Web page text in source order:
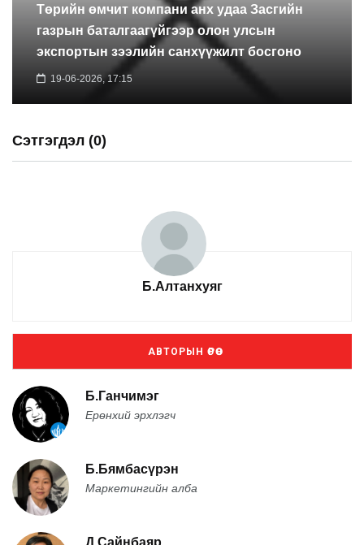
Төрийн өмчит компани анх удаа Засгийн
газрын баталгаагүйгээр олон улсын
экспортын зээлийн санхүүжилт босгоно
19-06-2026, 17:15
Сэтгэгдэл (0)
Б.Алтанхуяг
АВТОРЫН ӨРӨӨ
Б.Ганчимэг
Ерөнхий эрхлэгч
Б.Бямбасүрэн
Маркетингийн алба
Д.Сайнбаяр